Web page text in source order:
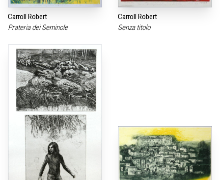
Carroll Robert
Prateria dei Seminole
Carroll Robert
Senza titolo